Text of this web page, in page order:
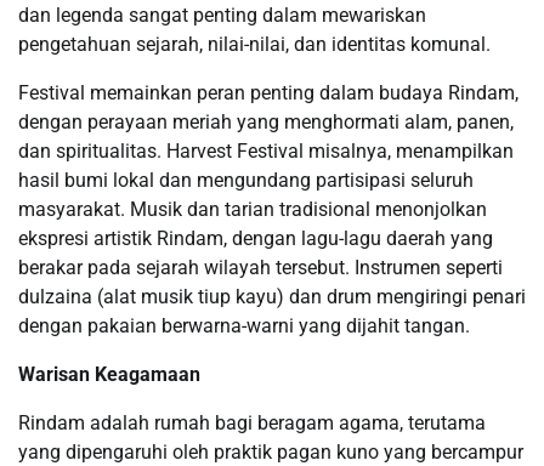
dan legenda sangat penting dalam mewariskan
pengetahuan sejarah, nilai-nilai, dan identitas komunal.
Festival memainkan peran penting dalam budaya Rindam,
dengan perayaan meriah yang menghormati alam, panen,
dan spiritualitas. Harvest Festival misalnya, menampilkan
hasil bumi lokal dan mengundang partisipasi seluruh
masyarakat. Musik dan tarian tradisional menonjolkan
ekspresi artistik Rindam, dengan lagu-lagu daerah yang
berakar pada sejarah wilayah tersebut. Instrumen seperti
dulzaina (alat musik tiup kayu) dan drum mengiringi penari
dengan pakaian berwarna-warni yang dijahit tangan.
Warisan Keagamaan
Rindam adalah rumah bagi beragam agama, terutama
yang dipengaruhi oleh praktik pagan kuno yang bercampur